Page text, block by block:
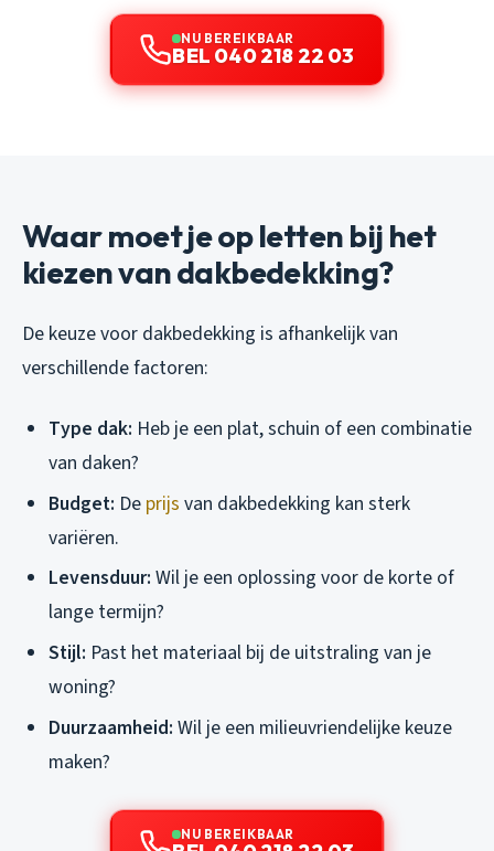
NU BEREIKBAAR
BEL 040 218 22 03
Waar moet je op letten bij het
kiezen van dakbedekking?
De keuze voor dakbedekking is afhankelijk van
verschillende factoren:
Type dak: Heb je een plat, schuin of een combinatie
van daken?
Budget: De prijs van dakbedekking kan sterk
variëren.
Levensduur: Wil je een oplossing voor de korte of
lange termijn?
Stijl: Past het materiaal bij de uitstraling van je
woning?
Duurzaamheid: Wil je een milieuvriendelijke keuze
maken?
NU BEREIKBAAR